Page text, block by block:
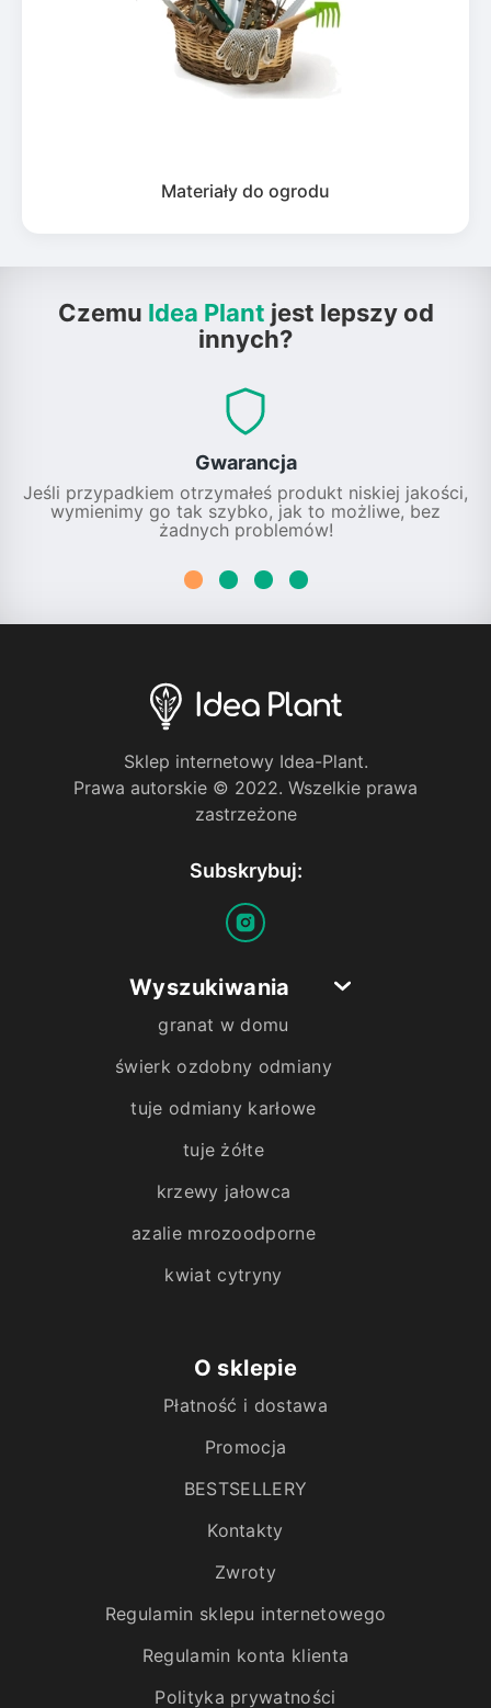
Materiały do ogrodu
Czemu Idea Plant jest lepszy od
innych?
Gwarancja
Jeśli przypadkiem otrzymałeś produkt niskiej jakości,
wymienimy go tak szybko, jak to możliwe, bez
żadnych problemów!
Sklep internetowy Idea-Plant.
Prawa autorskie © 2022. Wszelkie prawa
zastrzeżone
Subskrybuj:
Wyszukiwania
granat w domu
świerk ozdobny odmiany
tuje odmiany karłowe
tuje żółte
krzewy jałowca
azalie mrozoodporne
kwiat cytryny
O sklepie
Płatność i dostawa
Promocja
BESTSELLERY
Kontakty
Zwroty
Regulamin sklepu internetowego
Regulamin konta klienta
Polityka prywatności